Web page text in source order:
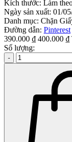
Kích thước: Làm
Ngày sản xuất: 01/
Danh mục: Chặn
Đường dẫn: Pinterest
390.000 ₫ 400.000 ₫
Số lượng:
-